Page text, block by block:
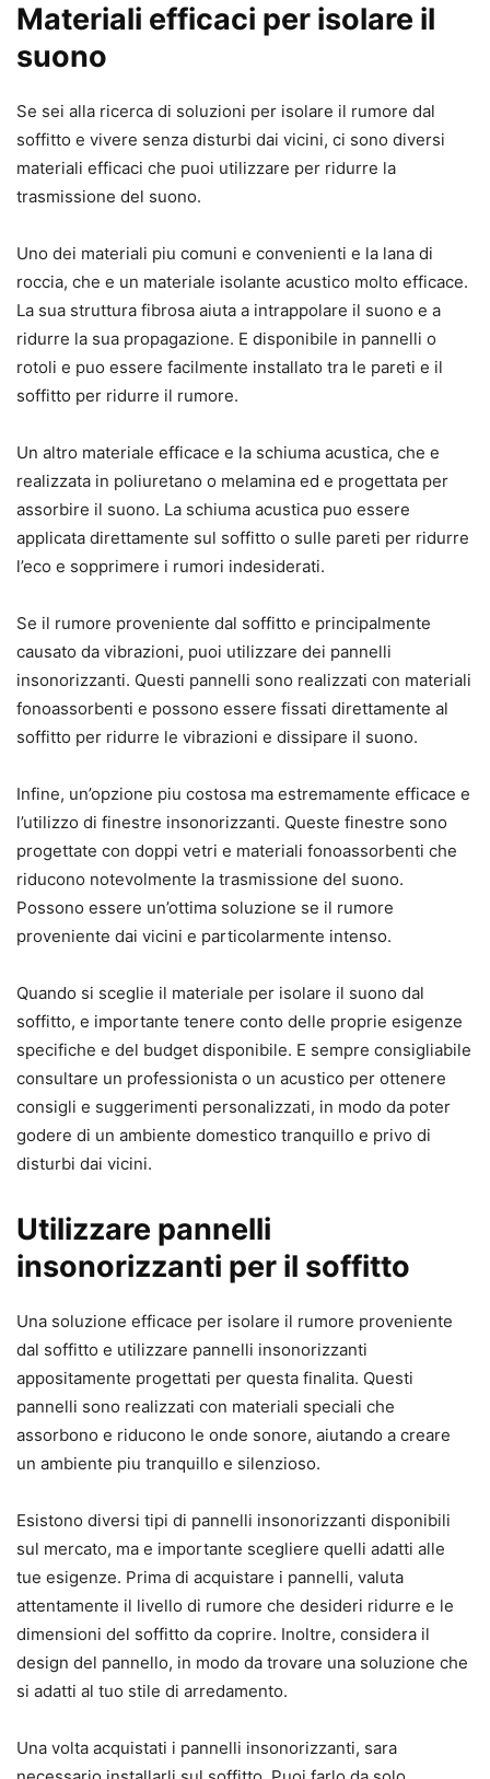
Materiali efficaci per isolare il
suono
Se sei alla ricerca di soluzioni per isolare il rumore dal
soffitto e vivere senza disturbi dai vicini, ci sono diversi
materiali efficaci che puoi utilizzare per ridurre la
trasmissione del suono.
Uno dei materiali piu comuni e convenienti e la lana di
roccia, che e un materiale isolante acustico molto efficace.
La sua struttura fibrosa aiuta a intrappolare il suono e a
ridurre la sua propagazione. E disponibile in pannelli o
rotoli e puo essere facilmente installato tra le pareti e il
soffitto per ridurre il rumore.
Un altro materiale efficace e la schiuma acustica, che e
realizzata in poliuretano o melamina ed e progettata per
assorbire il suono. La schiuma acustica puo essere
applicata direttamente sul soffitto o sulle pareti per ridurre
l’eco e sopprimere i rumori indesiderati.
Se il rumore proveniente dal soffitto e principalmente
causato da vibrazioni, puoi utilizzare dei pannelli
insonorizzanti. Questi pannelli sono realizzati con materiali
fonoassorbenti e possono essere fissati direttamente al
soffitto per ridurre le vibrazioni e dissipare il suono.
Infine, un’opzione piu costosa ma estremamente efficace e
l’utilizzo di finestre insonorizzanti. Queste finestre sono
progettate con doppi vetri e materiali fonoassorbenti che
riducono notevolmente la trasmissione del suono.
Possono essere un’ottima soluzione se il rumore
proveniente dai vicini e particolarmente intenso.
Quando si sceglie il materiale per isolare il suono dal
soffitto, e importante tenere conto delle proprie esigenze
specifiche e del budget disponibile. E sempre consigliabile
consultare un professionista o un acustico per ottenere
consigli e suggerimenti personalizzati, in modo da poter
godere di un ambiente domestico tranquillo e privo di
disturbi dai vicini.
Utilizzare pannelli
insonorizzanti per il soffitto
Una soluzione efficace per isolare il rumore proveniente
dal soffitto e utilizzare pannelli insonorizzanti
appositamente progettati per questa finalita. Questi
pannelli sono realizzati con materiali speciali che
assorbono e riducono le onde sonore, aiutando a creare
un ambiente piu tranquillo e silenzioso.
Esistono diversi tipi di pannelli insonorizzanti disponibili
sul mercato, ma e importante scegliere quelli adatti alle
tue esigenze. Prima di acquistare i pannelli, valuta
attentamente il livello di rumore che desideri ridurre e le
dimensioni del soffitto da coprire. Inoltre, considera il
design del pannello, in modo da trovare una soluzione che
si adatti al tuo stile di arredamento.
Una volta acquistati i pannelli insonorizzanti, sara